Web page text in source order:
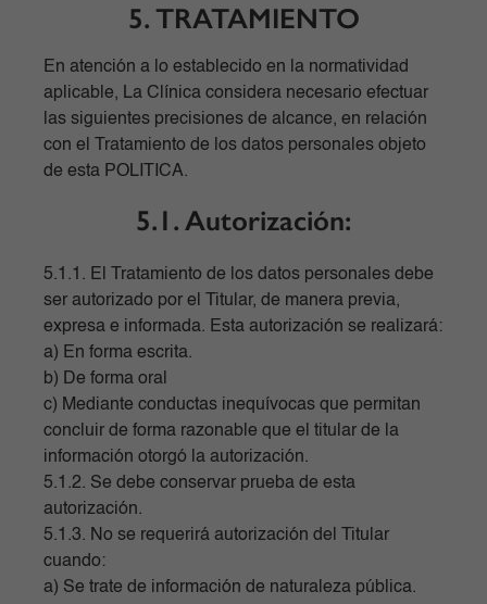
5. TRATAMIENTO
En atención a lo establecido en la normatividad
aplicable, La Clínica considera necesario efectuar
las siguientes precisiones de alcance, en relación
con el Tratamiento de los datos personales objeto
de esta POLITICA.
5.1. Autorización:
5.1.1. El Tratamiento de los datos personales debe
ser autorizado por el Titular, de manera previa,
expresa e informada. Esta autorización se realizará:
a) En forma escrita.
b) De forma oral
c) Mediante conductas inequívocas que permitan
concluir de forma razonable que el titular de la
información otorgó la autorización.
5.1.2. Se debe conservar prueba de esta
autorización.
5.1.3. No se requerirá autorización del Titular
cuando:
a) Se trate de información de naturaleza pública.